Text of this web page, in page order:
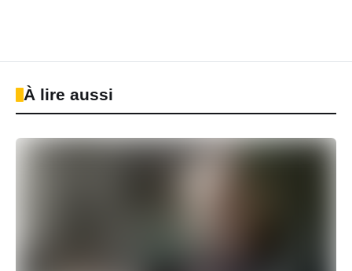
À lire aussi